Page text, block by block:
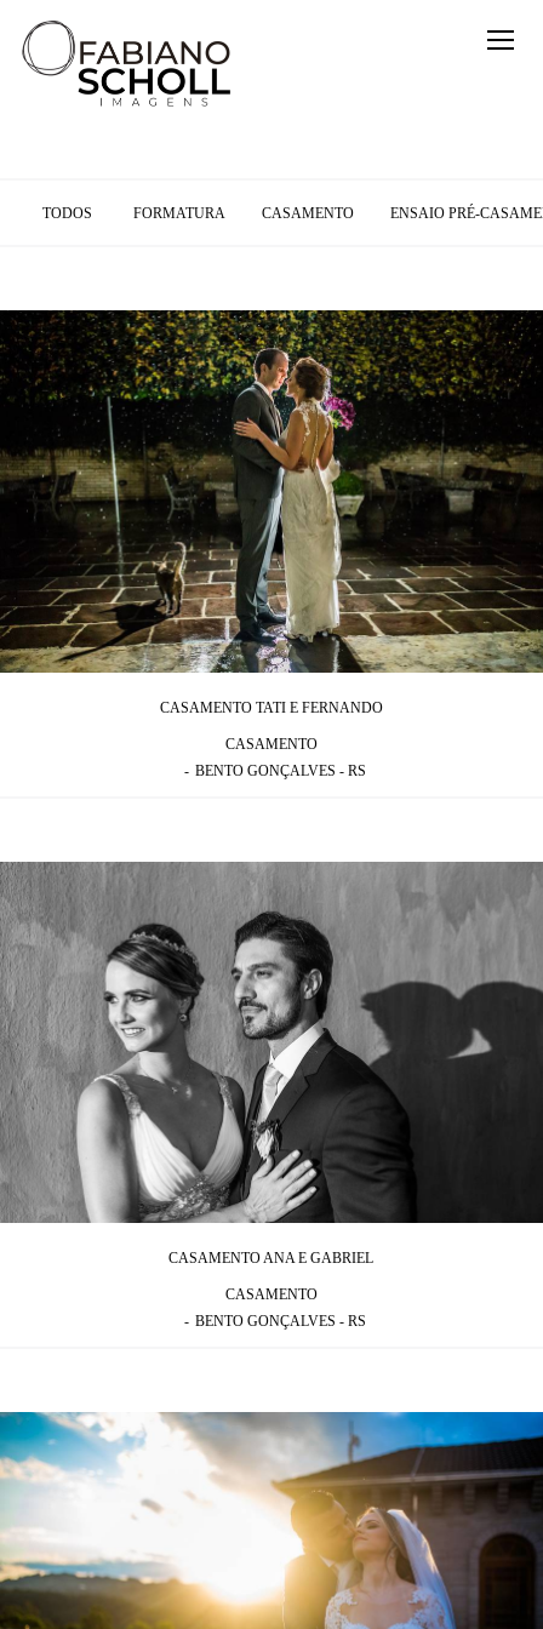
TODOS FORMATURA CASAMENTO ENSAIO PRÉ-
CASAMENTO TATI E FERNANDO
CASAMENTO
BENTO GONÇALVES - RS
CASAMENTO ANA E GABRIEL
CASAMENTO
BENTO GONÇALVES - RS